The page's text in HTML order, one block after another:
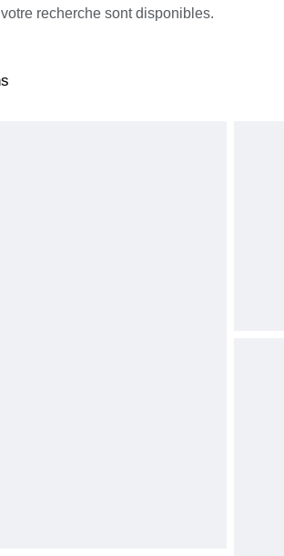
recherche sont disponibles.